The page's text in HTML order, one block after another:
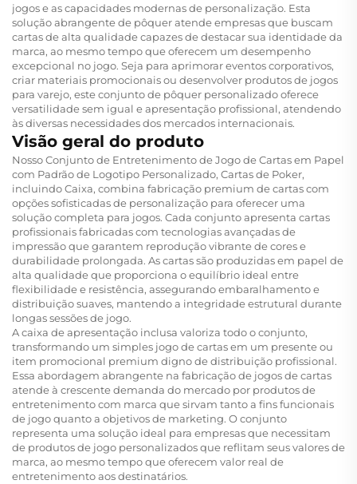
jogos e as capacidades modernas de personalização. Esta
solução abrangente de pôquer atende empresas que buscam
cartas de alta qualidade capazes de destacar sua identidade da
marca, ao mesmo tempo que oferecem um desempenho
excepcional no jogo. Seja para aprimorar eventos corporativos,
criar materiais promocionais ou desenvolver produtos de jogos
para varejo, este conjunto de pôquer personalizado oferece
versatilidade sem igual e apresentação profissional, atendendo
às diversas necessidades dos mercados internacionais.
Visão geral do produto
Nosso Conjunto de Entretenimento de Jogo de Cartas em Papel
com Padrão de Logotipo Personalizado, Cartas de Poker,
incluindo Caixa, combina fabricação premium de cartas com
opções sofisticadas de personalização para oferecer uma
solução completa para jogos. Cada conjunto apresenta cartas
profissionais fabricadas com tecnologias avançadas de
impressão que garantem reprodução vibrante de cores e
durabilidade prolongada. As cartas são produzidas em papel de
alta qualidade que proporciona o equilíbrio ideal entre
flexibilidade e resistência, assegurando embaralhamento e
distribuição suaves, mantendo a integridade estrutural durante
longas sessões de jogo.
A caixa de apresentação inclusa valoriza todo o conjunto,
transformando um simples jogo de cartas em um presente ou
item promocional premium digno de distribuição profissional.
Essa abordagem abrangente na fabricação de jogos de cartas
atende à crescente demanda do mercado por produtos de
entretenimento com marca que sirvam tanto a fins funcionais
de jogo quanto a objetivos de marketing. O conjunto
representa uma solução ideal para empresas que necessitam
de produtos de jogo personalizados que reflitam seus valores de
marca, ao mesmo tempo que oferecem valor real de
entretenimento aos destinatários.